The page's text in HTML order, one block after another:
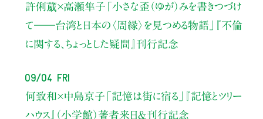
許俐葳×高瀬隼子 「小さな歪（ゆが）みを書きつづけ
て――台湾と日本の〈周縁〉を見つめる物語」
『不倫
に関する、ちょっとした疑問』刊行記念
09/04 Fri
何致和×中島京子 「記憶は街に宿る」
『記憶とツリー
ハウス』（小学館）著者来日＆刊行記念